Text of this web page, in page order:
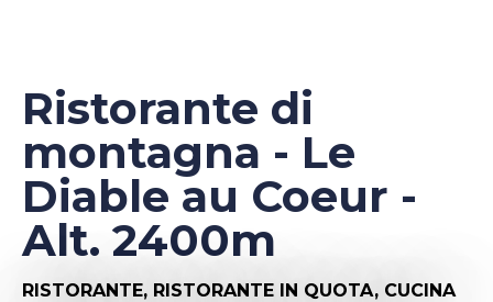
Ristorante di
montagna - Le
Diable au Coeur -
Alt. 2400m
RISTORANTE, RISTORANTE IN QUOTA, CUCINA